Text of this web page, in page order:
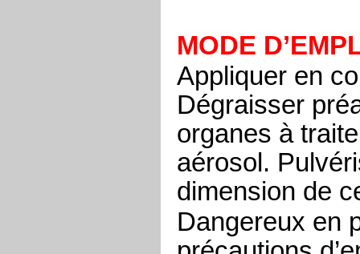
MODE
Appliquer en
Dégraisser
organes à
aérosol.
dimension de
Dangereux en